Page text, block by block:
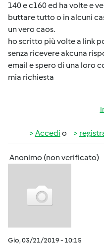
140 e c160 ed ha volte e
buttare tutto o in alcuni
un vero caos.
ho scritto più volte a link
senza ricevere akcuna
email e spero di una loro
mia richiesta
Accedi o
Anonimo (non verificato)
Gio, 03/21/2019 - 10:15